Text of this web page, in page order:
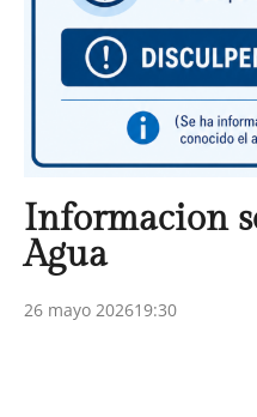
Informacion
Agua
26 mayo 202619:30